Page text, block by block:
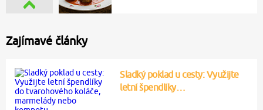
Zajímavé články
Sladký poklad u cesty: Využijte
letní špendlíky…